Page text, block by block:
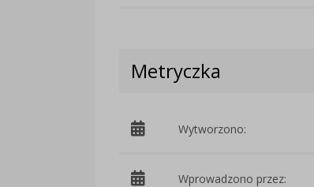
Metryczka
Wytworzono:
Wprowadzono przez: